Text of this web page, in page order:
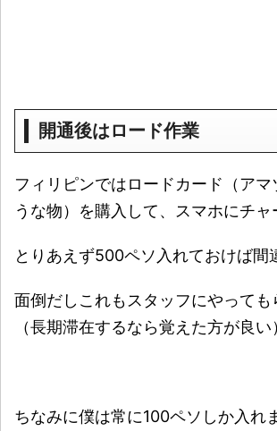
開通後はロード作業
フィリピンではロードカード（アマ
うな物）を購入して、スマホにチャ
とりあえず500ペソ入れておけば間
面倒だしこれもスタッフにやっても
（長期滞在するなら覚えた方が良い
ちなみに僕は常に100ペソしか入れ